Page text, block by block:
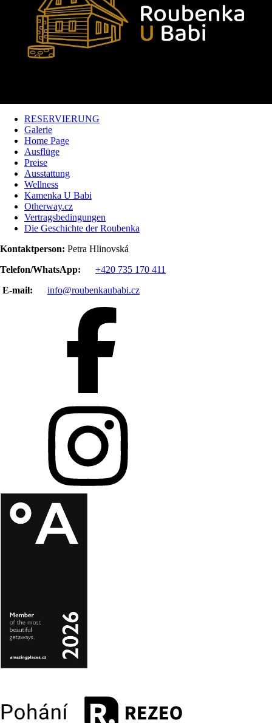
RESERVIERUNG
Galerie
Home Page
Ausflüge
Preise
Ausstattung
Wellness
Kamenka U Babi
Otherway.cz
Vertragsbedingungen
Die Geschichte der Roubenka
Kontaktperson: Petra Hlinovská
Telefon/WhatsApp:
+420 735 170 411
E-mail:
info@roubenkaubabi.cz